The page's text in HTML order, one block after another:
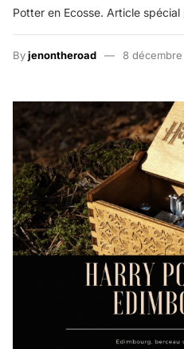
Potter en Ecosse. Article spécial
Byjenontheroad 8 décembre